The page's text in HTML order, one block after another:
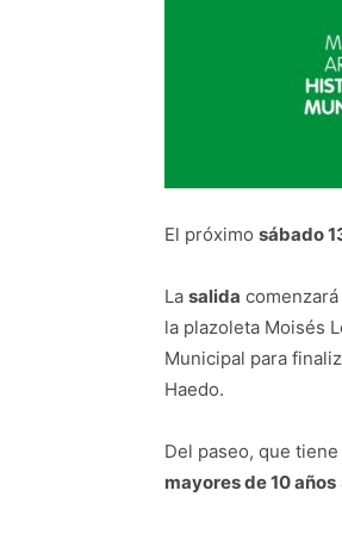
El próximo sábado
La salida comenzará
la plazoleta Moisés
Municipal para
Haedo.
Del paseo, que tiene
mayores de 10 años